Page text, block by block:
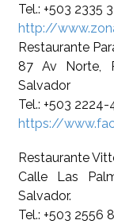
Tel.: +503 2335
http://
Restaurante
87 Av Norte,
Salvador
Tel.: +503
https://
Restaurante
Calle Las
Salvador.
Tel.: +503 2556